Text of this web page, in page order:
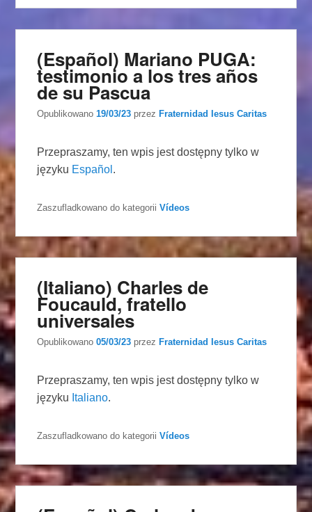
(Español) Mariano PUGA:
testimonio a los tres años
de su Pascua
Opublikowano19/03/23 przez Fraternidad Iesus Caritas
Przepraszamy, ten wpis jest dostępny tylko w
języku Español .
Zaszufladkowano do kategorii Vídeos
(Italiano) Charles de
Foucauld, fratello
universales
Opublikowano05/03/23 przez Fraternidad Iesus Caritas
Przepraszamy, ten wpis jest dostępny tylko w
języku Italiano.
Zaszufladkowano do kategorii Vídeos